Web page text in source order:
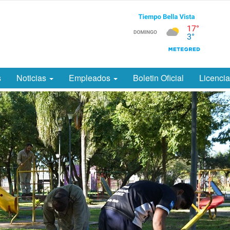
Noticias Empleados Boletin Oficial